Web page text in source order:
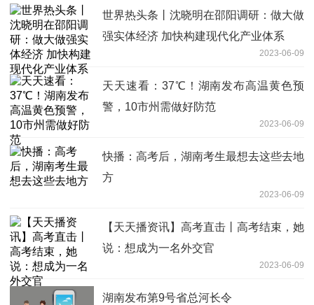
世界热头条丨沈晓明在邵阳调研：做大做
强实体经济 加快构建现代化产业体系
2023-06-09
天天速看：37℃！湖南发布高温黄色预
警，10市州需做好防范
2023-06-09
快播：高考后，湖南考生最想去这些去地
方
2023-06-09
【天天播资讯】高考直击丨高考结束，她
说：想成为一名外交官
2023-06-09
湖南发布第9号省总河长令